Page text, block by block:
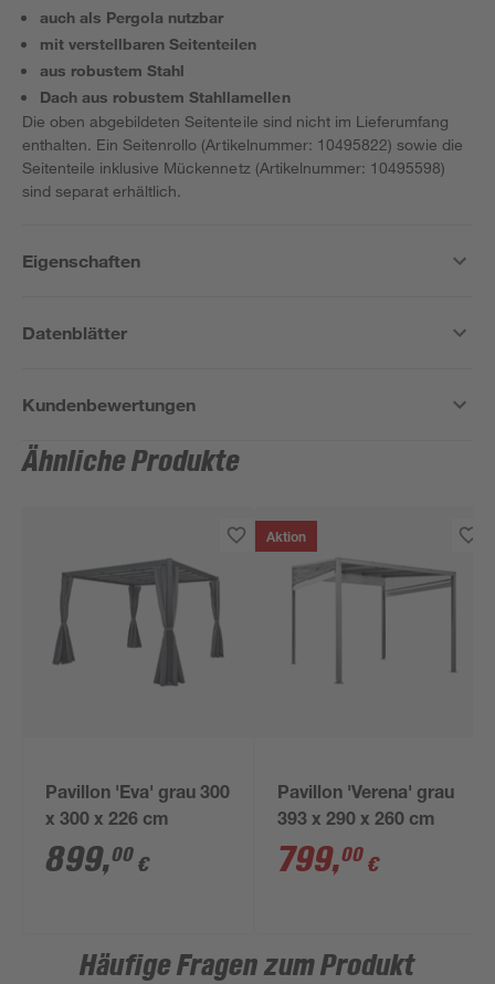
auch als Pergola nutzbar
mit verstellbaren Seitenteilen
aus robustem Stahl
Dach aus robustem Stahllamellen
Die oben abgebildeten Seitenteile sind nicht im Lieferumfang
enthalten. Ein Seitenrollo (Artikelnummer: 10495822) sowie die
Seitenteile inklusive Mückennetz (Artikelnummer: 10495598)
sind separat erhältlich.
Eigenschaften
Datenblätter
Kundenbewertungen
Ähnliche Produkte
Pavillon 'Eva' grau 300
x 300 x 226 cm
899,00 €
Aktion
Pavillon 'Verena' grau
393 x 290 x 260 cm
799,00 €
Häufige Fragen zum Produkt